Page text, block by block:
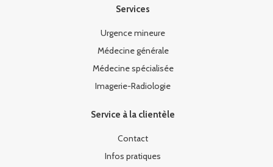
Services
Urgence mineure
Médecine générale
Médecine spécialisée
Imagerie-Radiologie
Service à la clientèle
Contact
Infos pratiques